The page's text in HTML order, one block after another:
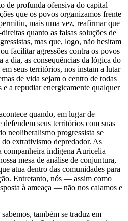
de profunda ofensiva do capital
que os povos organizamos frente
mais uma vez, reafirmar que
quanto as falsas soluções de
mas que, logo, não hesitam
facilitar agressões contra os povos
a dia, as consequências da lógica do
seus territórios, nos instam a lutar
de vida sejam o centro de todas
e a repudiar energicamente qualquer
quando, em lugar de
seus territórios com suas
neoliberalismo progressista se
extrativismo depredador. As
companheira indígena Auricelia
mesa de análise de conjuntura,
atua dentro das comunidades para
Entretanto, nós — assim como
à ameaça — não nos calamos e
também se traduz em